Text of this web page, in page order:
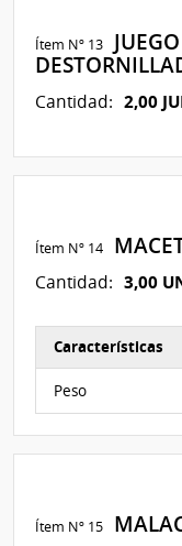
Ítem Nº 13
Cantidad: 2,00
Ítem Nº 14
Cantidad: 3,00
Características
Características
Peso
Ítem Nº 15